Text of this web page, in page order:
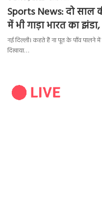
Sports News: दो साल
में भी गाड़ा भारत का
नई दिल्ली। कहते हैं ना पूत के पाँव पालने
दिखाया…